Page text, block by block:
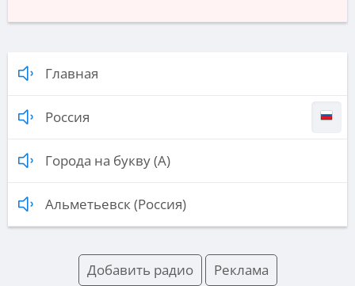
Главная
Россия
Города на букву (А)
Альметьевск (Россия)
Добавить радио Реклама